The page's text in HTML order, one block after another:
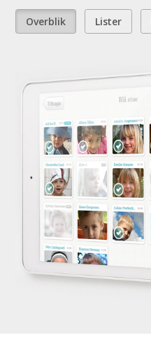
Overblik Lister